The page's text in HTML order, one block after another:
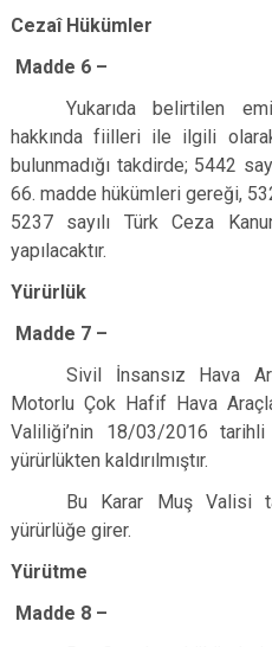
Cezaî Hükümler
Madde 6 –
Yukarıda belirtilen
hakkında fiilleri ile ilgili
bulunmadığı takdirde; 5442
66. madde hükümleri gereği,
5237 sayılı Türk Ceza
yapılacaktır.
Yürürlük
Madde 7 –
Sivil İnsansız Hava
Motorlu Çok Hafif Hava
Valiliği’nin 18/03/2016
yürürlükten kaldırılmıştır.
Bu Karar Muş Valisi
yürürlüğe girer.
Yürütme
Madde 8 –